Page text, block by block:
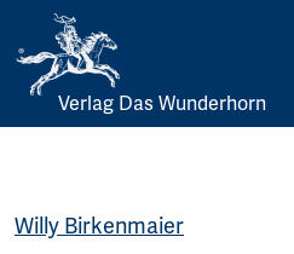
Skip
Verlag Das Wunderhorn
Willy Birkenmaier